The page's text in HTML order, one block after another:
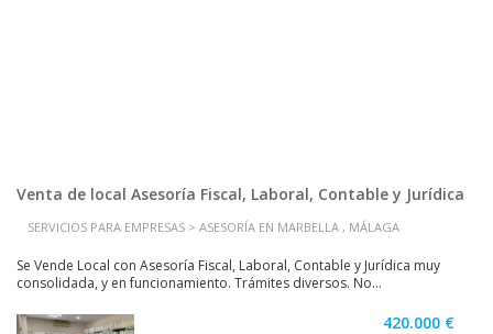
Venta de local Asesoría Fiscal, Laboral, Contable y Jurídica
SERVICIOS PARA EMPRESAS > ASESORÍA EN MARBELLA , MÁLAGA
Se Vende Local con Asesoría Fiscal, Laboral, Contable y Jurídica muy
consolidada, y en funcionamiento. Trámites diversos. No...
420.000 €